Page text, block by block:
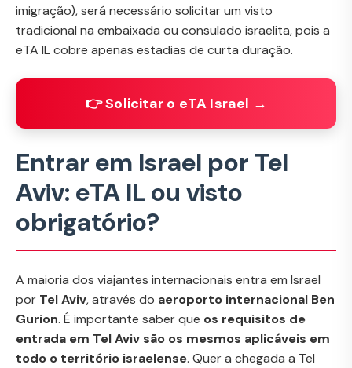
imigração), será necessário solicitar um visto
tradicional na embaixada ou consulado israelita, pois a
eTA IL cobre apenas estadias de curta duração.
👉 Solicitar o eTA Israel →
Entrar em Israel por Tel
Aviv: eTA IL ou visto
obrigatório?
A maioria dos viajantes internacionais entra em Israel
por Tel Aviv, através do aeroporto internacional Ben
Gurion. É importante saber que os requisitos de
entrada em Tel Aviv são os mesmos aplicáveis em
todo o território israelense. Quer a chegada a Tel